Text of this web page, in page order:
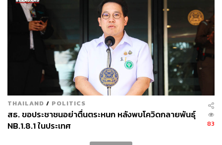
THAILAND / POLITICS
สธ. ขอประชาชนอย่าตื่นตระหนก หลังพบโควิดกลายพันธุ์
NB.1.8.1 ในประเทศ
83